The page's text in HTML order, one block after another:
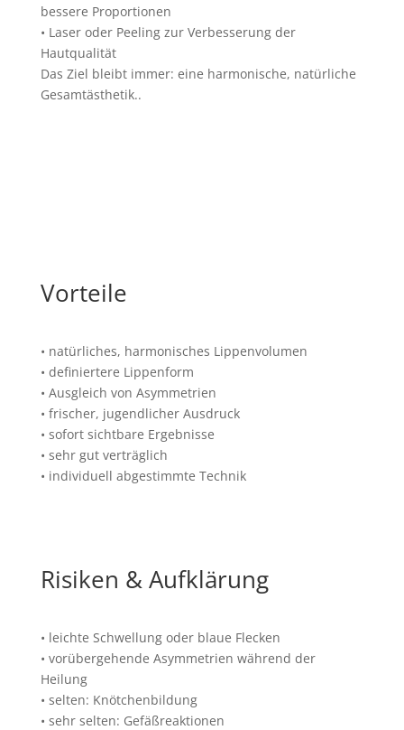
bessere Proportionen
• Laser oder Peeling zur Verbesserung der
Hautqualität
Das Ziel bleibt immer: eine harmonische, natürliche
Gesamtästhetik..
Vorteile
• natürliches, harmonisches Lippenvolumen
• definiertere Lippenform
• Ausgleich von Asymmetrien
• frischer, jugendlicher Ausdruck
• sofort sichtbare Ergebnisse
• sehr gut verträglich
• individuell abgestimmte Technik
Risiken & Aufklärung
• leichte Schwellung oder blaue Flecken
• vorübergehende Asymmetrien während der
Heilung
• selten: Knötchenbildung
• sehr selten: Gefäßreaktionen